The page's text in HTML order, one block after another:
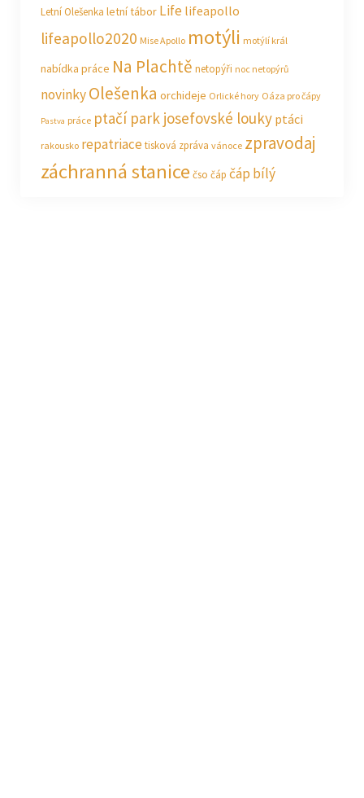
Letní Olešenka letní tábor Life lifeapollo
lifeapollo2020 Mise Apollo motýli motýlí král
nabídka práce Na Plachtě netopýři noc netopýrů
novinkyOlešenka orchideje Orlické hory Oáza pro čápy
Pastva práce ptačí park josefovské louky ptáci
rakousko repatriacetisková zpráva vánoce zpravodaj
záchranná stanice čso čáp čáp bílý